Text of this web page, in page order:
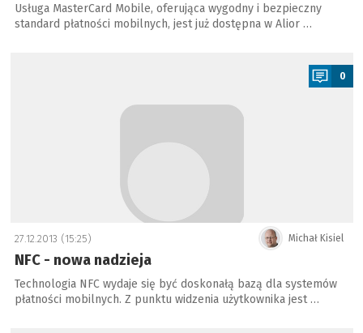
Usługa MasterCard Mobile, oferująca wygodny i bezpieczny
standard płatności mobilnych, jest już dostępna w Alior …
0
Michał Kisiel
27.12.2013 (15:25)
NFC - nowa nadzieja
Technologia NFC wydaje się być doskonałą bazą dla systemów
płatności mobilnych. Z punktu widzenia użytkownika jest …